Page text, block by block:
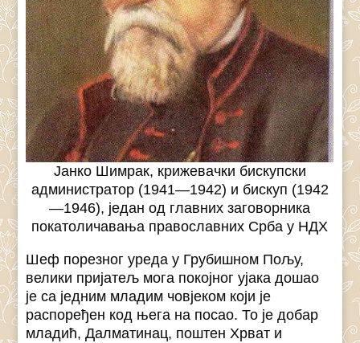
Јанко Шимрак, крижевачки бискупски
администратор (1941—1942) и бискуп (1942
—1946), један од главних заговорника
покатоличавања православних Срба у НДХ
Шеф порезног уреда у Грубишном Пољу,
велики пријатељ мога покојног ујака дошао
је са једним младим човјеком који је
распоређен код њега на посао. То је добар
младић, Далматинац, поштен Хрват и